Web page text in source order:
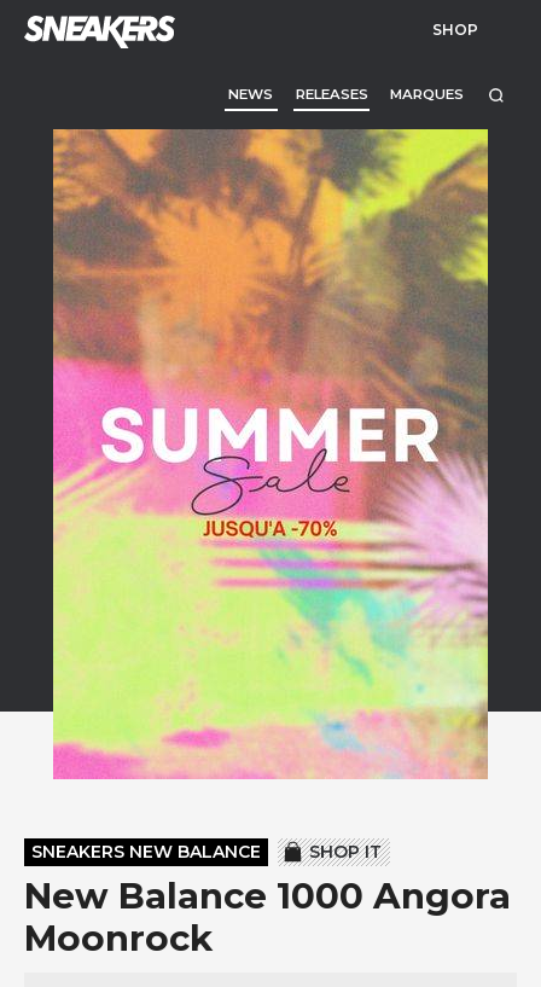
SHOP
NEWS RELEASES MARQUES
SNEAKERS NEW BALANCE SHOP IT
New Balance 1000 Angora
Moonrock